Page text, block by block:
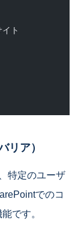
ト
リア）
特定のユーザ
でのコ
です。